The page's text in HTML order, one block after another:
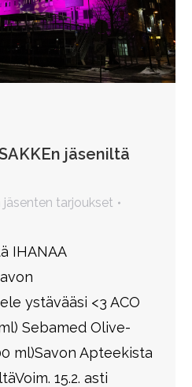
jäseniltä
jäsenten tarjoukset
IHANAA
ystävääsi <3 ACO
Sebamed Olive-
ml)Savon Apteekista
15.2. asti